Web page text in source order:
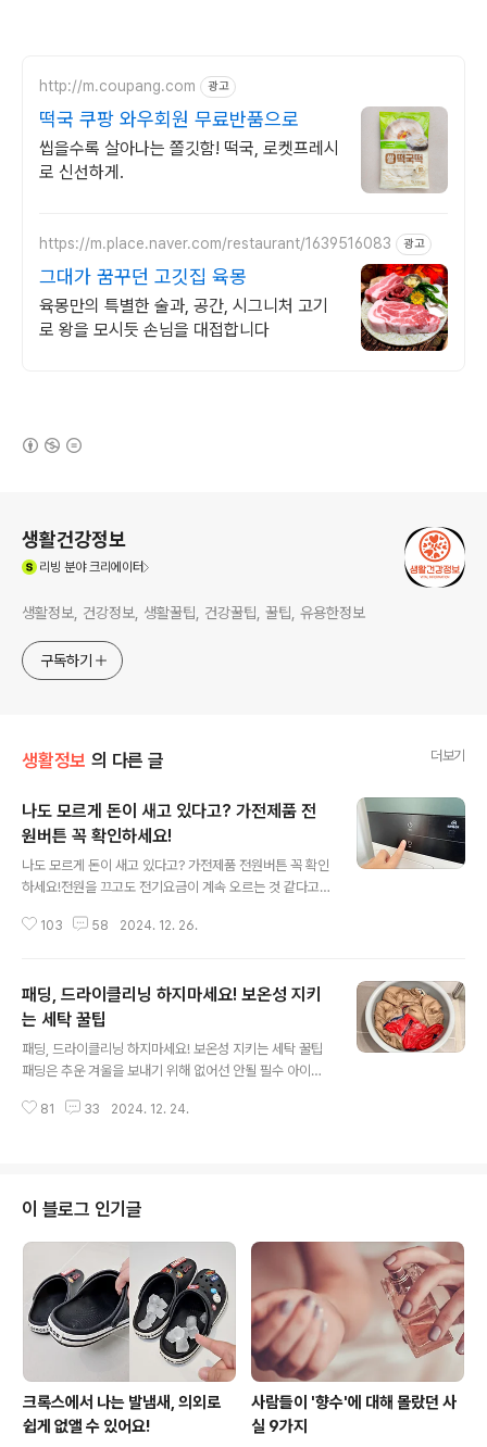
http://m.coupang.com 광고
떡국 쿠팡 와우회원 무료반품으로
씹을수록 살아나는 쫄깃함! 떡국, 로켓프레시
로 신선하게.
https://m.place.naver.com/restaurant/1639516083 광고
그대가 꿈꾸던 고깃집 육몽
육몽만의 특별한 술과, 공간, 시그니처 고기
로 왕을 모시듯 손님을 대접합니다
생활건강정보
리빙 분야 크리에이터
생활정보, 건강정보, 생활꿀팁, 건강꿀팁, 꿀팁, 유용한정보
구독하기
생활정보 의 다른 글 더보기
나도 모르게 돈이 새고 있다고? 가전제품 전
원버튼 꼭 확인하세요!
나도 모르게 돈이 새고 있다고? 가전제품 전원버튼 꼭 확인
하세요!전원을 끄고도 전기요금이 계속 오르는 것 같다고
을 놓을 수가 없어요. 이럴때 사소한 것이라도 아낄 수 있
도 모르게 새는 돈이 있다면 전원버튼으로 확인이 가능하
답니다. 상시 전원이 켜져 있는 제품과 사용할 때만 전원
을 켜는 제품이 있어요. 전원버튼을 직접 보면서 말씀드
릴게요. 세탁기와 건조기의 경우 전원버튼의 동그라미
가 위쪽으로 뚫려 있으면서 막대기가 쭉 삐져나와 있고요.
인덕션은 뚫린 부분 없이 동그라미가 막혀있죠. 동일한 역
103 58 2024. 12. 26.
패딩, 드라이클리닝 하지마세요! 보온성 지키
는 세탁 꿀팁
패딩, 드라이클리닝 하지마세요! 보온성 지키는 세탁 꿀팁
패딩은 추운 겨울을 보내기 위해 없어선 안될 필수 아이템
온성이 떨어지는 느낌을 받은 적이 있으신가요? 드라이클
라이클리닝이 아니라 손세탁을 추천드려요. 패딩의 보온
성을 유지하는 핵심은 내부 충전재인데요. 드라이클리닝
과정에서 사용하는 세제가 충전재 사이의 기름 성분을 제
거해서 공기층이 줄어들면 결과적으로 보온 효율이 감소하
고요. 내구성에도 영향을 미칠 수 밖에 없어요. 패딩 안전
케어에는 손세탁 만한게 없더라고요. ..
81 33 2024. 12. 24.
이 블로그 인기글
크록스에서 나는 발냄새, 의외로
쉽게 없앨 수 있어요!
사람들이 '향수'에 대해 몰랐던 사
실 9가지